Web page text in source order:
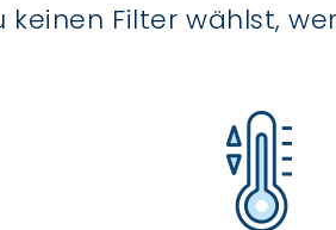
keinen Filter wählst,